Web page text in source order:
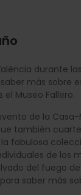
durante
más sobre
Museo Fallero.
de la Casa-
también
fabulosa
de los
del fuego
saber más